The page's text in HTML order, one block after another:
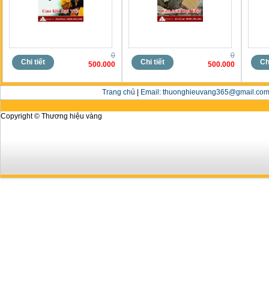
Chi tiết
0
500.000
Chi tiết
0
500.000
Trang chủ Email:
Copyright © Thương hiệu vàng